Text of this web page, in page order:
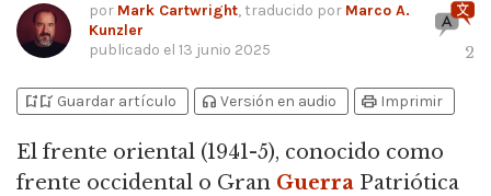
por Mark Cartwright, traducido por Marco A.
Kunzler
publicado el 13 junio 2025 2
bookmark_addbookmark_added Guardar artículo headphones Versión en audio print Imprimir
El frente oriental (1941-5), conocido como
frente occidental o Gran Guerra Patriótica